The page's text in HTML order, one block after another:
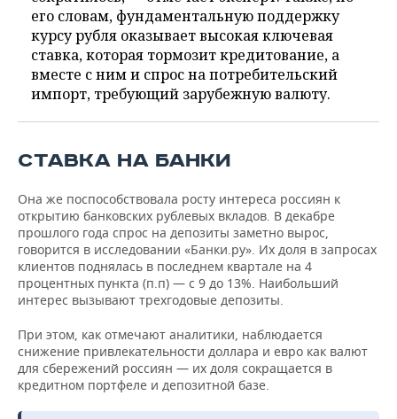
его словам, фундаментальную поддержку
курсу рубля оказывает высокая ключевая
ставка, которая тормозит кредитование, а
вместе с ним и спрос на потребительский
импорт, требующий зарубежную валюту.
СТАВКА НА БАНКИ
Она же поспособствовала росту интереса россиян к
открытию банковских рублевых вкладов. В декабре
прошлого года спрос на депозиты заметно вырос,
говорится в исследовании «Банки.ру». Их доля в запросах
клиентов поднялась в последнем квартале на 4
процентных пункта (п.п) — с 9 до 13%. Наибольший
интерес вызывают трехгодовые депозиты.
При этом, как отмечают аналитики, наблюдается
снижение привлекательности доллара и евро как валют
для сбережений россиян — их доля сокращается в
кредитном портфеле и депозитной базе.